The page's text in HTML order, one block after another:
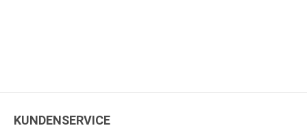
KUNDENSERVICE